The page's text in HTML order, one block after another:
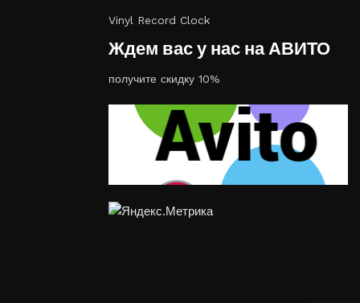
Vinyl Record Clock
Ждем вас у нас на АВИТО
получите скидку 10%